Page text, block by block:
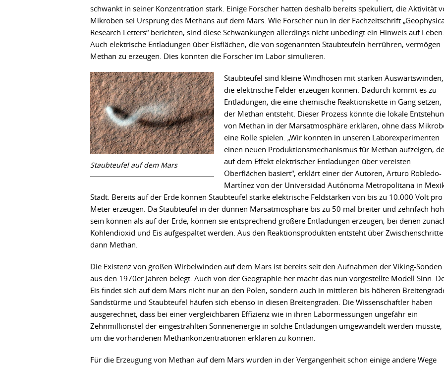
schwankt in seiner Konzentration stark. Einige Forscher hatten deshalb bereits spekuliert, die Aktivität
Mikroben sei Ursprung des Methans auf dem Mars. Wie Forscher nun in der Fachzeitschrift
Research Letters“ berichten, sind diese Schwankungen allerdings nicht unbedingt ein Hinweis auf Leben.
Auch elektrische Entladungen über Eisflächen, die von sogenannten Staubteufeln herrühren, vermögen
Methan zu erzeugen. Dies konnten die Forscher im Labor simulieren.
Staubteufel auf dem Mars
Staubteufel sind kleine Windhosen mit starken Auswärtswinden,
die elektrische Felder erzeugen können. Dadurch kommt es zu
Entladungen, die eine chemische Reaktionskette in Gang setzen,
der Methan entsteht. Dieser Prozess könnte die lokale
von Methan in der Marsatmosphäre erklären, ohne dass
eine Rolle spielen. „Wir konnten in unseren Laborexperimenten
einen neuen Produktionsmechanismus für Methan aufzeigen,
auf dem Effekt elektrischer Entladungen über vereisten
Oberflächen basiert“, erklärt einer der Autoren, Arturo Robledo-
Martínez von der Universidad Autónoma Metropolitana in
Stadt. Bereits auf der Erde können Staubteufel starke elektrische Feldstärken von bis zu 10.000 Volt pro
Meter erzeugen. Da Staubteufel in der dünnen Marsatmosphäre bis zu 50 mal breiter und zehnfach
sein können als auf der Erde, können sie entsprechend größere Entladungen erzeugen, bei denen
Kohlendioxid und Eis aufgespaltet werden. Aus den Reaktionsprodukten entsteht über Zwischenschritte
dann Methan.
Die Existenz von großen Wirbelwinden auf dem Mars ist bereits seit den Aufnahmen der Viking-Sonden
aus den 1970er Jahren belegt. Auch von der Geographie her macht das nun vorgestellte Modell Sinn.
Eis findet sich auf dem Mars nicht nur an den Polen, sondern auch in mittleren bis höheren
Sandstürme und Staubteufel häufen sich ebenso in diesen Breitengraden. Die Wissenschaftler haben
ausgerechnet, dass bei einer vergleichbaren Effizienz wie in ihren Labormessungen ungefähr ein
Zehnmillionstel der eingestrahlten Sonnenenergie in solche Entladungen umgewandelt werden müsste,
um die vorhandenen Methankonzentrationen erklären zu können.
Für die Erzeugung von Methan auf dem Mars wurden in der Vergangenheit schon einige andere Wege